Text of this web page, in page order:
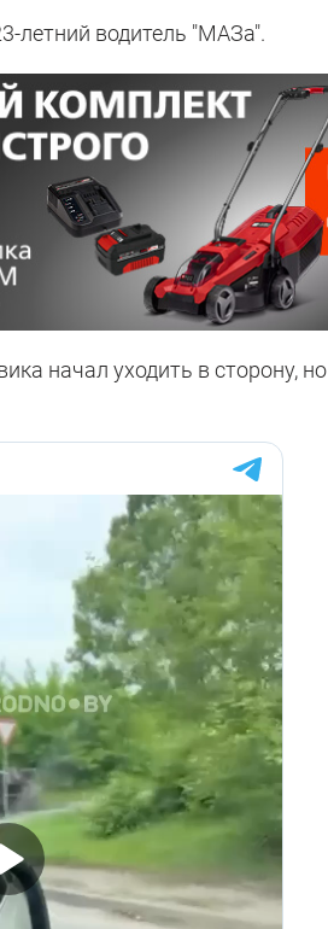
летний водитель "МАЗа".
начал уходить в сторону, но